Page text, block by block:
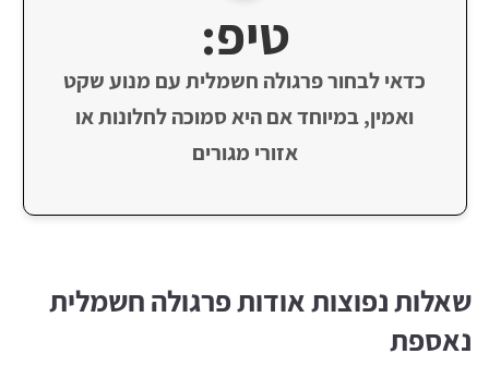
טיפ:
כדאי לבחור פרגולה חשמלית עם מנוע שקט
ואמין, במיוחד אם היא סמוכה לחלונות או
אזורי מגורים
שאלות נפוצות אודות פרגולה חשמלית
נאספת